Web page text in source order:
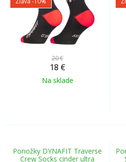
20 €
18 €
Na sklade
Ponožky DYNAFIT Traverse
Crew Socks cinder ultra